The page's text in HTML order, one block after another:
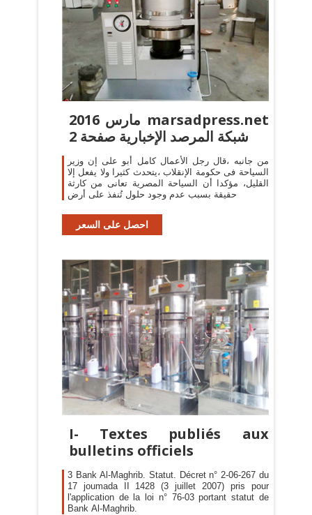
مارس 2016 marsadpress.net
شبكة المرصد الإخبارية صفحة 2
من جانبه ،قال رجل الأعمال كامل أبو على إن وزير
السياحة فى حكومة الإنقلاب ،يتحدث كثيرا ولا يفعل إلا
القليل، مؤكدا أن السياحة المصرية تعانى من كارثة
حقيقة بسبب عدم وجود حلول تُنفذ على أرض
احصل على السعر
I- Textes publiés aux
bulletins officiels
3 Bank Al-Maghrib. Statut. Décret n° 2-06-267 du
17 joumada II 1428 (3 juillet 2007) pris pour
l'application de la loi n° 76-03 portant statut de
Bank Al-Maghrib.